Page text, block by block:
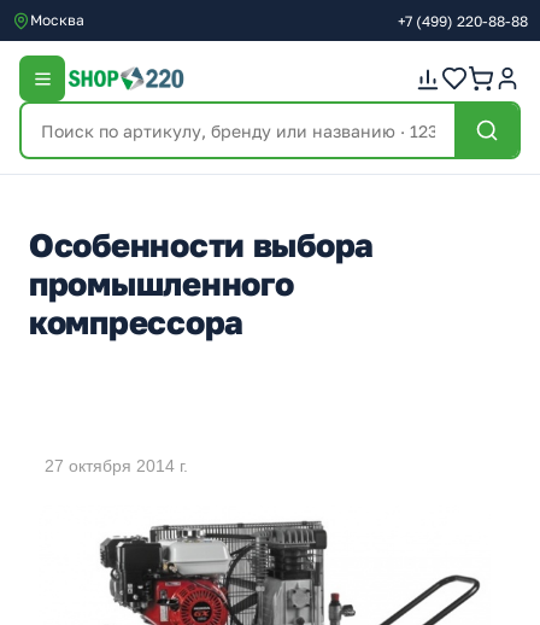
Москва +7 (499) 220-88-88
Особенности выбора
промышленного
компрессора
27 октября 2014 г.